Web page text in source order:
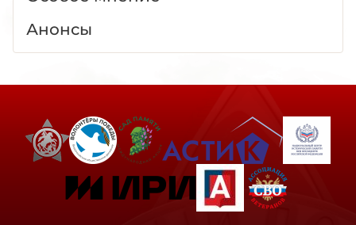
Анонсы